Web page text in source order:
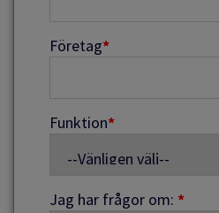
Företag*
Funktion*
Jag har frågor om: *